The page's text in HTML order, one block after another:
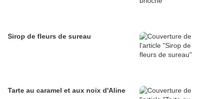
Sirop de fleurs de sureau
Tarte au caramel et aux noix d'Aline